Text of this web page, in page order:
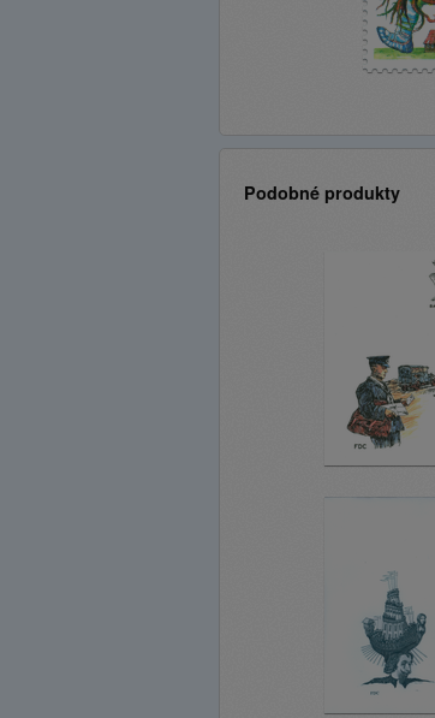
Podobné produkty